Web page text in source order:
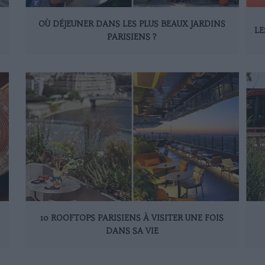
OÙ DÉJEUNER DANS LES PLUS BEAUX JARDINS
PARISIENS ?
10 ROOFTOPS PARISIENS À VISITER UNE FOIS
DANS SA VIE